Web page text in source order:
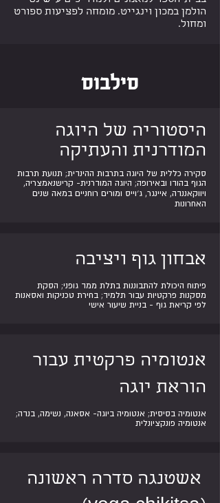
הולמן במכון וינגייט. מומחה לפציעות ספורט
ומחול.
סילבוס
היסטוריה של היוגה
המודרנית והעתיקה
סקירה כללית של היוגה בתרבות ההינדית; תנועת תרבות
הגוף בהודו ובאירופה; היוגה המודרנית- קרישנאמצריה,
ויווקאננדה, איינגר, ג׳וייס ומורים רוחניים במאה שנים
האחרונות
אבחון גוף ויציבה
פיתוח היכולת להתבוננות בתלת ממד גופני; הסקת
מסקנות פרקטיות עבור תלמיד; בחירת טכניקות ואסאנות
לפי קריאת גוף - בניית שיעור אישי
אנטומיה פרקטית עבור
הוראת יוגה
אנטומיה בסיסית; אנטומיה ביוגה- אסאנה, נשימה, בנדה;
אנטומיה פונקציונלית
אשטנגה סדרה ראשונה